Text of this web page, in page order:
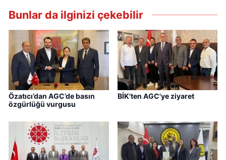
Bunlar da ilginizi çekebilir
Özatıcı’dan AGC’de basın
özgürlüğü vurgusu
BİK'ten AGC'ye ziyaret